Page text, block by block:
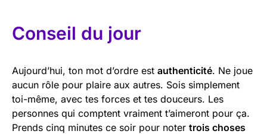
Conseil du jour
Aujourd’hui, ton mot d’ordre est authenticité. Ne joue
aucun rôle pour plaire aux autres. Sois simplement
toi-même, avec tes forces et tes douceurs. Les
personnes qui comptent vraiment t’aimeront pour ça.
Prends cinq minutes ce soir pour noter trois choses